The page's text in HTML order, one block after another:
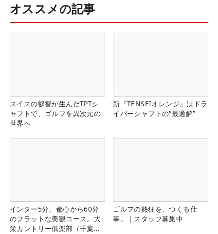
オススメの記事
スイスの叡智が生んだTPTシ
ャフトで、ゴルフを異次元の
世界へ
新『TENSEIオレンジ』はドラ
イバーシャフトの“最適解”
インター5分、都心から60分
のフラットな美観コース。大
栄カントリー俱楽部（千葉
ゴルフの熱狂を、つくる仕
事。｜スタッフ募集中